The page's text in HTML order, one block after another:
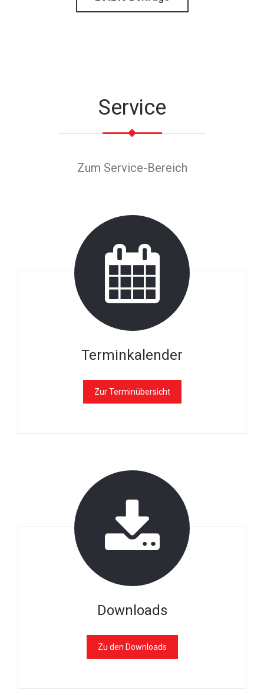
Service
Zum Service-Bereich
Terminkalender
Zur Terminübersicht
Downloads
Zu den Downloads